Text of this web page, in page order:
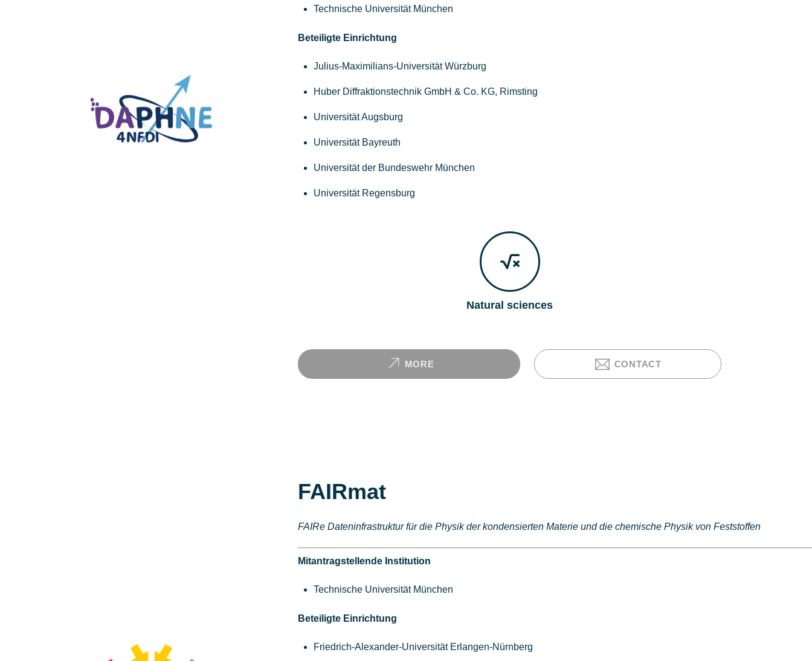
Technische Universität München
Beteiligte Einrichtung
Julius-Maximilians-Universität Würzburg
Huber Diffraktionstechnik GmbH & Co. KG, Rimsting
Universität Augsburg
Universität Bayreuth
Universität der Bundeswehr München
Universität Regensburg
Natural sciences
MORE CONTACT
FAIRmat
FAIRe Dateninfrastruktur für die Physik der kondensierten Materie und die chemische Physik von Feststoffen
Mitantragstellende Institution
Technische Universität München
Beteiligte Einrichtung
Friedrich-Alexander-Universität Erlangen-Nürnberg